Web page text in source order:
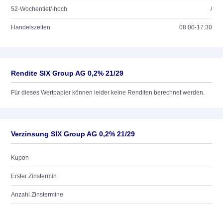
52-Wochentief/-hoch /
Handelszeiten 08:00-17:30
Rendite SIX Group AG 0,2% 21/29
Für dieses Wertpapier können leider keine Renditen berechnet werden.
Verzinsung SIX Group AG 0,2% 21/29
Kupon
Erster Zinstermin
Anzahl Zinstermine